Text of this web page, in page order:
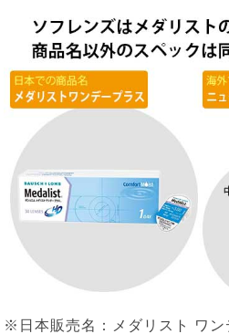
※日本販売名：メダリスト ワン